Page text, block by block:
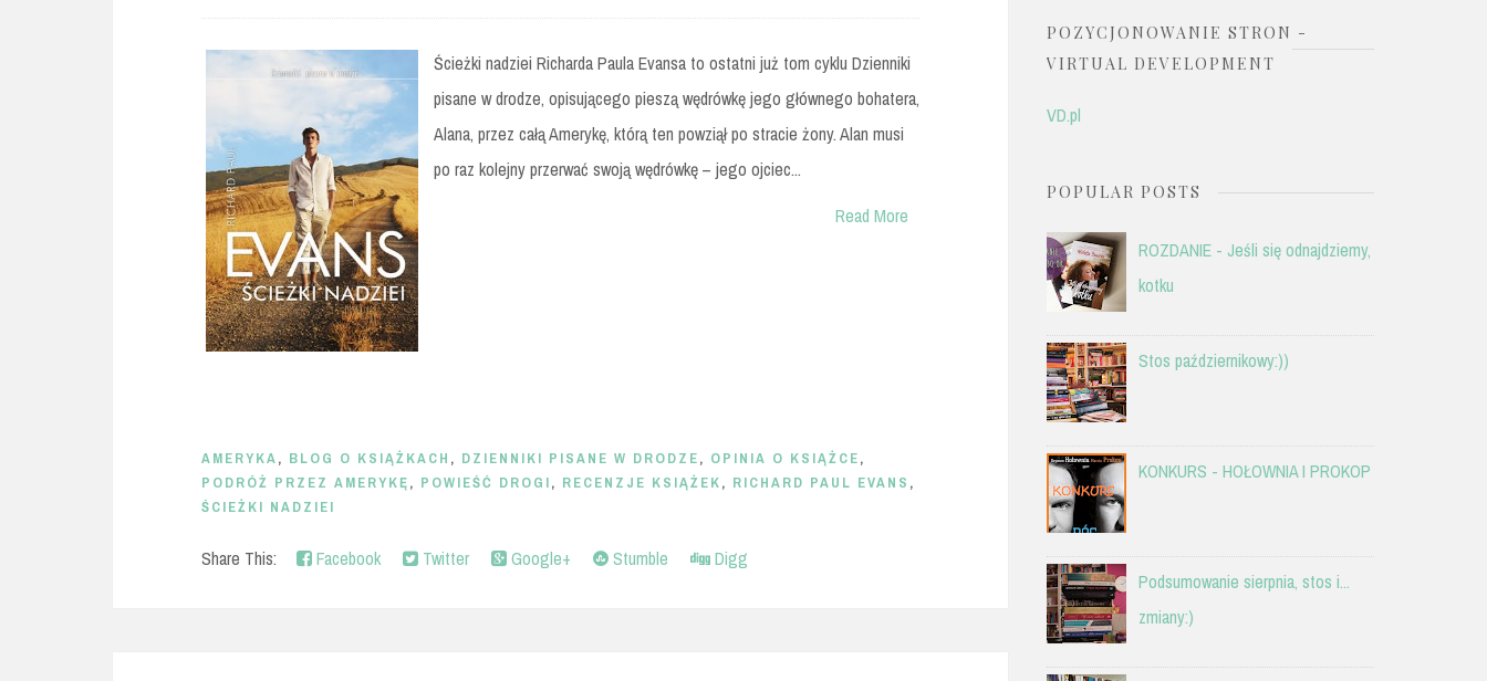
Ścieżki nadziei Richarda Paula Evansa to ostatni już tom cyklu Dzienniki
pisane w drodze, opisującego pieszą wędrówkę jego głównego bohatera,
Alana, przez całą Amerykę, którą ten powziął po stracie żony. Alan musi
po raz kolejny przerwać swoją wędrówkę – jego ojciec...
Read More
AMERYKA, BLOG O KSIĄŻKACH , DZIENNIKI PISANE W DRODZE, OPINIA O KSIĄŻCE,
PODRÓŻ PRZEZ AMERYKĘ, POWIEŚĆ DROGI, RECENZJE KSIĄŻEK, RICHARD PAUL EVANS ,
ŚCIEŻKI NADZIEI
Share This: Facebook Twitter Google+ Stumble Digg
POZYCJONOWANIE STRON -
VIRTUAL DEVELOPMENT
VD.pl
POPULAR POSTS
ROZDANIE - Jeśli się odnajdziemy,
kotku
Stos październikowy:))
KONKURS - HOŁOWNIA I PROKOP
Podsumowanie sierpnia, stos i...
zmiany:)